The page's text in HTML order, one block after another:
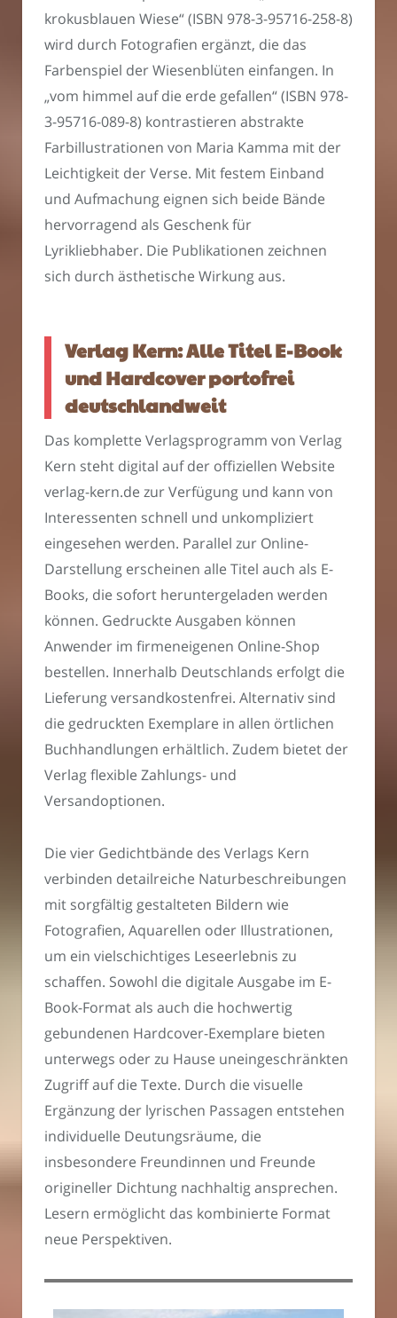
krokusblauen Wiese“ (ISBN 978-3-95716-258-8)
wird durch Fotografien ergänzt, die das
Farbenspiel der Wiesenblüten einfangen. In
„vom himmel auf die erde gefallen“ (ISBN 978-
3-95716-089-8) kontrastieren abstrakte
Farbillustrationen von Maria Kamma mit der
Leichtigkeit der Verse. Mit festem Einband
und Aufmachung eignen sich beide Bände
hervorragend als Geschenk für
Lyrikliebhaber. Die Publikationen zeichnen
sich durch ästhetische Wirkung aus.
Verlag Kern: Alle Titel E-Book
und Hardcover portofrei
deutschlandweit
Das komplette Verlagsprogramm von Verlag
Kern steht digital auf der offiziellen Website
verlag-kern.de zur Verfügung und kann von
Interessenten schnell und unkompliziert
eingesehen werden. Parallel zur Online-
Darstellung erscheinen alle Titel auch als E-
Books, die sofort heruntergeladen werden
können. Gedruckte Ausgaben können
Anwender im firmeneigenen Online-Shop
bestellen. Innerhalb Deutschlands erfolgt die
Lieferung versandkostenfrei. Alternativ sind
die gedruckten Exemplare in allen örtlichen
Buchhandlungen erhältlich. Zudem bietet der
Verlag flexible Zahlungs- und
Versandoptionen.
Die vier Gedichtbände des Verlags Kern
verbinden detailreiche Naturbeschreibungen
mit sorgfältig gestalteten Bildern wie
Fotografien, Aquarellen oder Illustrationen,
um ein vielschichtiges Leseerlebnis zu
schaffen. Sowohl die digitale Ausgabe im E-
Book-Format als auch die hochwertig
gebundenen Hardcover-Exemplare bieten
unterwegs oder zu Hause uneingeschränkten
Zugriff auf die Texte. Durch die visuelle
Ergänzung der lyrischen Passagen entstehen
individuelle Deutungsräume, die
insbesondere Freundinnen und Freunde
origineller Dichtung nachhaltig ansprechen.
Lesern ermöglicht das kombinierte Format
neue Perspektiven.